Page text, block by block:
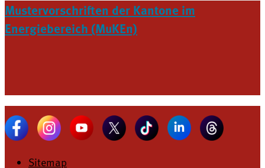
Mustervorschriften der Kantone im
Energiebereich (MuKEn)
Sitemap